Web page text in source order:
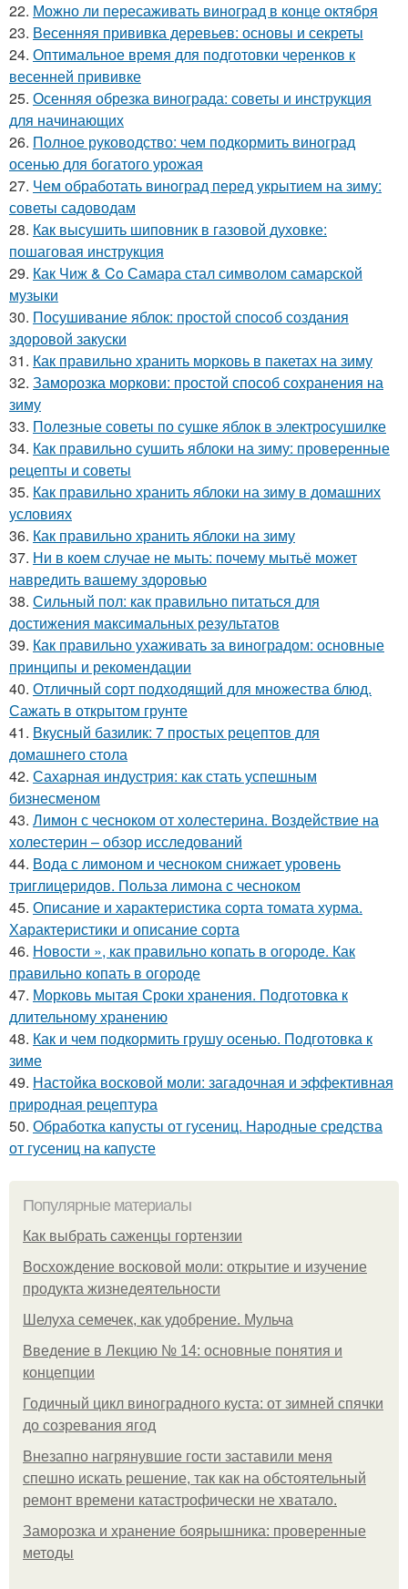
22. Можно ли пересаживать виноград в конце октября
23. Весенняя прививка деревьев: основы и секреты
24. Оптимальное время для подготовки черенков к
весенней прививке
25. Осенняя обрезка винограда: советы и инструкция
для начинающих
26. Полное руководство: чем подкормить виноград
осенью для богатого урожая
27. Чем обработать виноград перед укрытием на зиму:
советы садоводам
28. Как высушить шиповник в газовой духовке:
пошаговая инструкция
29. Как Чиж & Co Самара стал символом самарской
музыки
30. Посушивание яблок: простой способ создания
здоровой закуски
31. Как правильно хранить морковь в пакетах на зиму
32. Заморозка моркови: простой способ сохранения на
зиму
33. Полезные советы по сушке яблок в электросушилке
34. Как правильно сушить яблоки на зиму: проверенные
рецепты и советы
35. Как правильно хранить яблоки на зиму в домашних
условиях
36. Как правильно хранить яблоки на зиму
37. Ни в коем случае не мыть: почему мытьё может
навредить вашему здоровью
38. Сильный пол: как правильно питаться для
достижения максимальных результатов
39. Как правильно ухаживать за виноградом: основные
принципы и рекомендации
40. Отличный сорт подходящий для множества блюд.
Сажать в открытом грунте
41. Вкусный базилик: 7 простых рецептов для
домашнего стола
42. Сахарная индустрия: как стать успешным
бизнесменом
43. Лимон с чесноком от холестерина. Воздействие на
холестерин – обзор исследований
44. Вода с лимоном и чесноком снижает уровень
триглицеридов. Польза лимона с чесноком
45. Описание и характеристика сорта томата хурма.
Характеристики и описание сорта
46. Новости », как правильно копать в огороде. Как
правильно копать в огороде
47. Морковь мытая Сроки хранения. Подготовка к
длительному хранению
48. Как и чем подкормить грушу осенью. Подготовка к
зиме
49. Настойка восковой моли: загадочная и эффективная
природная рецептура
50. Обработка капусты от гусениц. Народные средства
от гусениц на капусте
Популярные материалы
Как выбрать саженцы гортензии
Восхождение восковой моли: открытие и изучение
продукта жизнедеятельности
Шелуха семечек, как удобрение. Мульча
Введение в Лекцию № 14: основные понятия и
концепции
Годичный цикл виноградного куста: от зимней спячки
до созревания ягод
Внезапно нагрянувшие гости заставили меня
спешно искать решение, так как на обстоятельный
ремонт времени катастрофически не хватало.
Заморозка и хранение боярышника: проверенные
методы